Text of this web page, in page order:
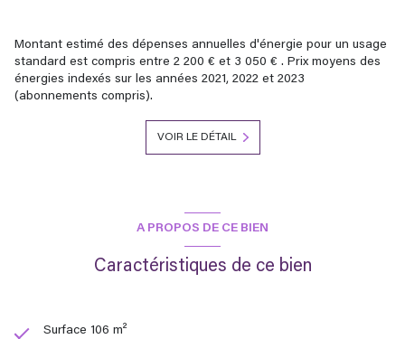
Montant estimé des dépenses annuelles d'énergie pour un usage
standard est compris entre 2 200 € et 3 050 € . Prix moyens des
énergies indexés sur les années 2021, 2022 et 2023
(abonnements compris).
VOIR LE DÉTAIL
A PROPOS DE CE BIEN
Caractéristiques de ce bien
Surface 106 m²